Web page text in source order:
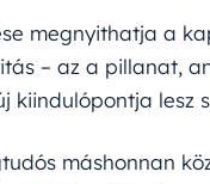
megnyithatja a
– az a pillanat,
kiindulópontja lesz
máshonnan